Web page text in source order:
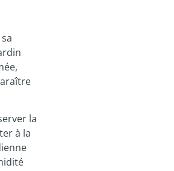
la
à la